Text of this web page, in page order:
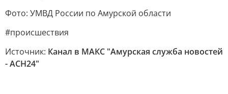
Фото: УМВД России по Амурской области
#происшествия
Источник: Канал в МАКС "Амурская служба новостей
- АСН24"